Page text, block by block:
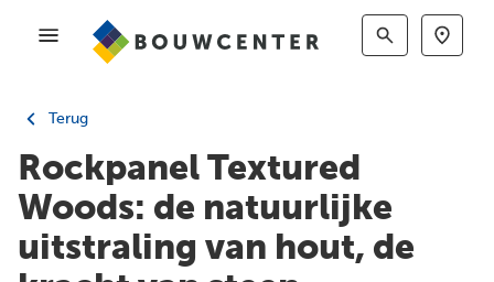
Terug
Rockpanel Textured
Woods: de natuurlijke
uitstraling van hout, de